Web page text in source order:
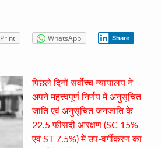
Print WhatsApp Share
पिछले दिनों सर्वोच्च न्यायालय ने
अपने महत्त्वपूर्ण निर्णय में अनुसूचित
जाति एवं अनुसूचित जनजाति के
22.5 फीसदी आरक्षण (SC 15%
एवं ST 7.5%) में उप-वर्गीकरण का